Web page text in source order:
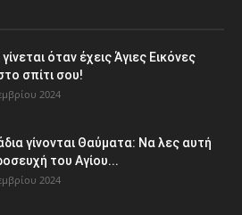
όταν έχεις Άγιες Εικόνες
σπίτι σου!
2024
γίνονται Θαύματα: Να λες αυτή
του Αγίου...
2024